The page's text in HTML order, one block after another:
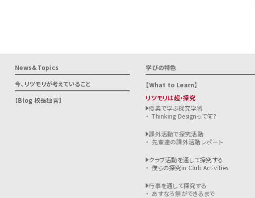
News&Topics
今、リツモリが考えていること
Blog 校長独言
学びの特色
What to Learn
リツモリは超・探究
授業で学ぶ探究学習
Thinking Designって何?
課外活動で探究活動
先輩達の課外活動レポート
クラブ活動を通して探究する
僕らの探究in Club Activities
行事を通して探究する
あすなろ祭ができるまで